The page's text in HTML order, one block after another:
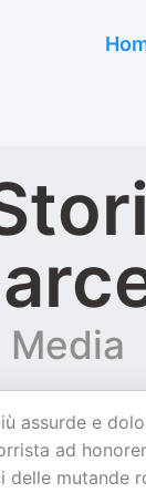
Media
assurde e
ad
delle mutande